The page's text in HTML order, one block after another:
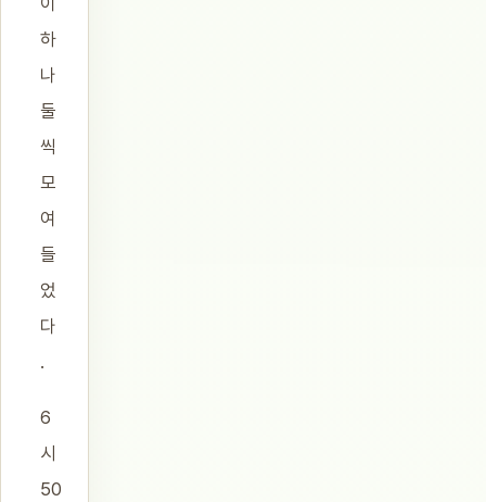
하
나
둘
씩
모
여
들
었
다
.
6
시
50